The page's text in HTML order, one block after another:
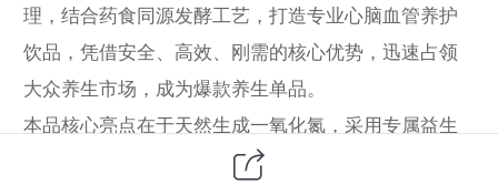
理，结合药食同源发酵工艺，打造专业心脑血管养护
饮品，凭借安全、高效、刚需的核心优势，迅速占领
大众养生市场，成为爆款养生单品。
本品核心亮点在于天然生成一氧化氮，采用专属益生
菌定向发酵技术，将羽衣甘蓝中的硝酸盐高效转化为